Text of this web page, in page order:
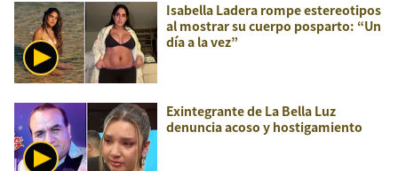
Isabella Ladera rompe estereotipos
al mostrar su cuerpo posparto: “Un
día a la vez”
Exintegrante de La Bella Luz
denuncia acoso y hostigamiento